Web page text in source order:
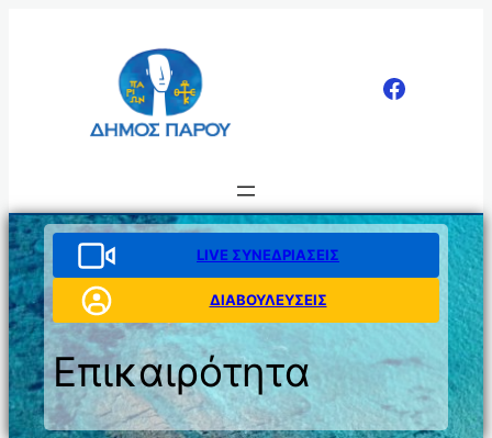
LIVE ΣΥΝΕΔΡΙΑΣΕΙΣ
ΔΙΑΒΟΥΛΕΥΣΕΙΣ
Επικαιρότητα